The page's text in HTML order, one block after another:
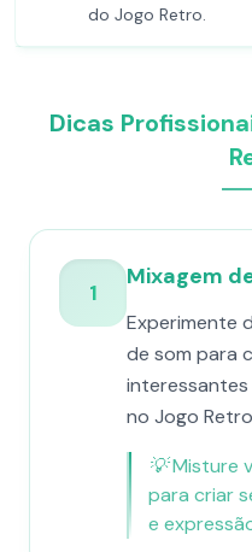
do Jogo Retro.
Dicas
1
Mixagem
Experimente
de som para
interessantes
no Jogo
💡Misture
para criar
e